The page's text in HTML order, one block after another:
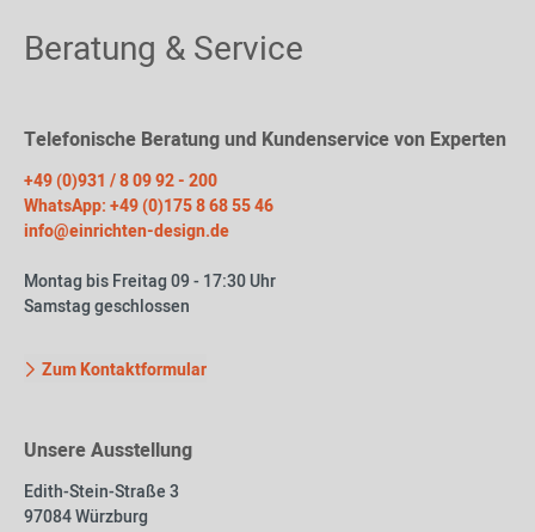
Beratung & Service
Telefonische Beratung und Kundenservice von Experten
+49 (0)931 / 8 09 92 - 200
WhatsApp: +49 (0)175 8 68 55 46
info@einrichten-design.de
Montag bis Freitag 09 - 17:30 Uhr
Samstag geschlossen
Zum Kontaktformular
Unsere Ausstellung
Edith-Stein-Straße 3
97084 Würzburg